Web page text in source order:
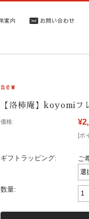
【洛柿庵】koyomiフ
価格:
[ポ
ギフトラッピング: ご
数量: